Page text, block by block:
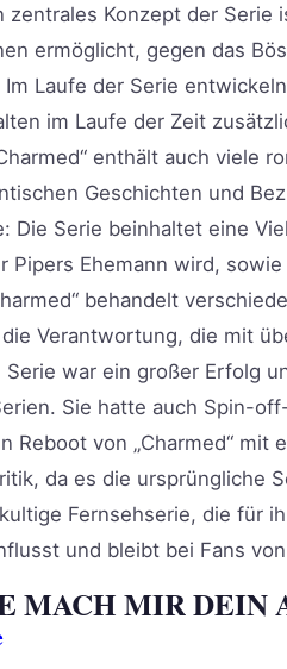
zentrales Konzept der
ermöglicht, gegen das
Laufe der Serie
im Laufe der Zeit
enthält auch viele
Geschichten und
Die Serie beinhaltet eine
Pipers Ehemann wird,
behandelt
Verantwortung, die mit
Serie war ein großer Erfolg
Sie hatte auch Spin-
Reboot von „Charmed“
da es die ursprüngliche
Fernsehserie, die für
und bleibt bei Fans
MACH MIR DEIN